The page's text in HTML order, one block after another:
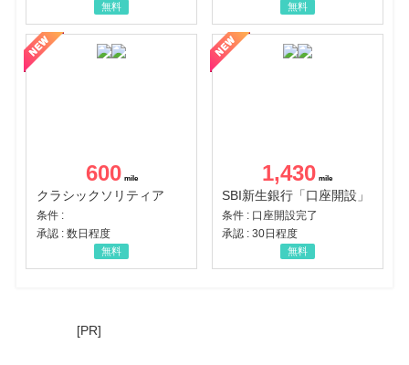
無料 無料
600
クラシックソリティア
条件 :
承認 : 数日程度
無料
1,430
SBI新生銀行「口座開設」
条件 : 口座開設完了
承認 : 30日程度
無料
[PR]